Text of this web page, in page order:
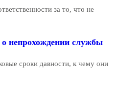
за то, что не
непрохождении службы
сроки давности, к чему они